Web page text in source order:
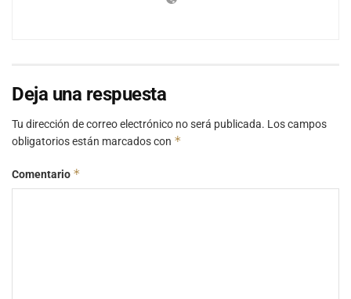
Deja una respuesta
Tu dirección de correo electrónico no será publicada. Los campos
obligatorios están marcados con *
Comentario *